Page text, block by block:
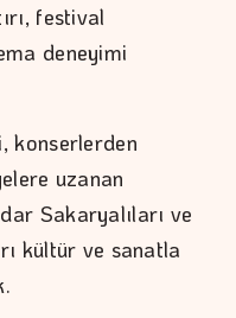
festival
deneyimi
konserlerden
uzanan
Sakaryalıları ve
kültür ve sanatla